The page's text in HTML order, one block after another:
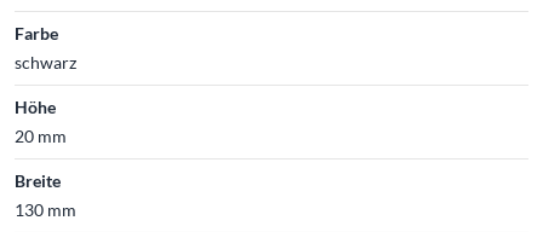
Farbe
schwarz
Höhe
20 mm
Breite
130 mm